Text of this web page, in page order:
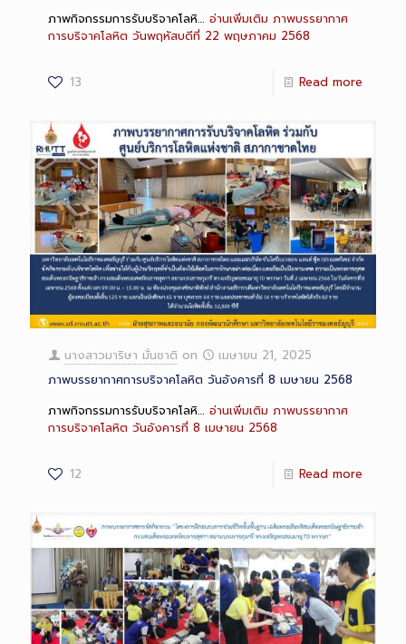
ภาพกิจกรรมการรับบริจาคโลหิ… อ่านเพิ่มเติม ภาพบรรยากาศ
การบริจาคโลหิต วันพฤหัสบดีที่ 22 พฤษภาคม 2568
13 Read more
นางสาวมาริษา มั่นชาติ on
เมษายน 21, 2025
ภาพบรรยากาศการบริจาคโลหิต วันอังคารที่ 8 เมษายน 2568
ภาพกิจกรรมการรับบริจาคโลหิ… อ่านเพิ่มเติม ภาพบรรยากาศ
การบริจาคโลหิต วันอังคารที่ 8 เมษายน 2568
12 Read more